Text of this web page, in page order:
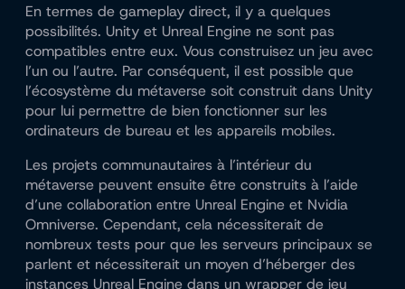
En termes de gameplay direct, il y a quelques
possibilités. Unity et Unreal Engine ne sont pas
compatibles entre eux. Vous construisez un jeu avec
l’un ou l’autre. Par conséquent, il est possible que
l’écosystème du métaverse soit construit dans Unity
pour lui permettre de bien fonctionner sur les
ordinateurs de bureau et les appareils mobiles.
Les projets communautaires à l’intérieur du
métaverse peuvent ensuite être construits à l’aide
d’une collaboration entre Unreal Engine et Nvidia
Omniverse. Cependant, cela nécessiterait de
nombreux tests pour que les serveurs principaux se
parlent et nécessiterait un moyen d’héberger des
instances Unreal Engine dans un wrapper de jeu